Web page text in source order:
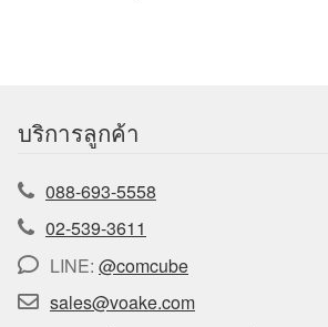
บริการลูกค้า
088-693-5558
02-539-3611
LINE: @comcube
sales@voake.com